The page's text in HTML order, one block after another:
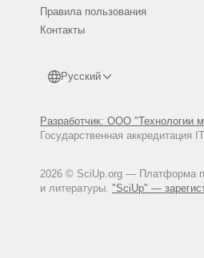
Правила пользования
Контакты
Русский
Разработчик: ООО "Технологии
Государственная
2026 © SciUp.org — Платформа
и литературы. "SciUp" —